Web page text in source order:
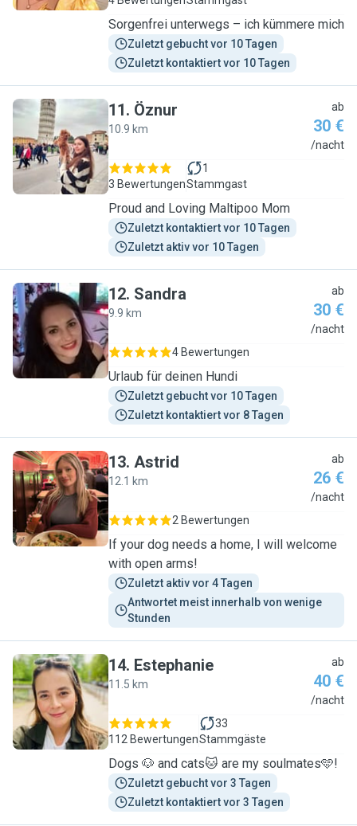
Sorgenfrei unterwegs – ich kümmere mich
Zuletzt gebucht vor 10 Tagen
Zuletzt kontaktiert vor 10 Tagen
Ö
11. Öznur
10.9 km
ab
30 €
/nacht
3 Bewertungen
1
Stammgast
Proud and Loving Maltipoo Mom
Zuletzt kontaktiert vor 10 Tagen
Zuletzt aktiv vor 10 Tagen
S
12. Sandra
9.9 km
ab
30 €
/nacht
4 Bewertungen
Urlaub für deinen Hundi
Zuletzt gebucht vor 10 Tagen
Zuletzt kontaktiert vor 8 Tagen
A
13. Astrid
12.1 km
ab
26 €
/nacht
2 Bewertungen
If your dog needs a home, I will welcome
with open arms!
Zuletzt aktiv vor 4 Tagen
Antwortet meist innerhalb von wenige
Stunden
E
14. Estephanie
11.5 km
ab
40 €
/nacht
112 Bewertungen
33
Stammgäste
Dogs 🐶 and cats🐱 are my soulmates🩵!
Zuletzt gebucht vor 3 Tagen
Zuletzt kontaktiert vor 3 Tagen